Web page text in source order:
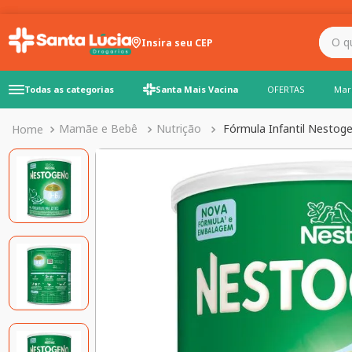
Insira seu CEP
O que você precisa para
Todas as categorias Santa Mais Vacina OFERTAS
Mamãe e Bebê Nutrição Fórmula Infantil